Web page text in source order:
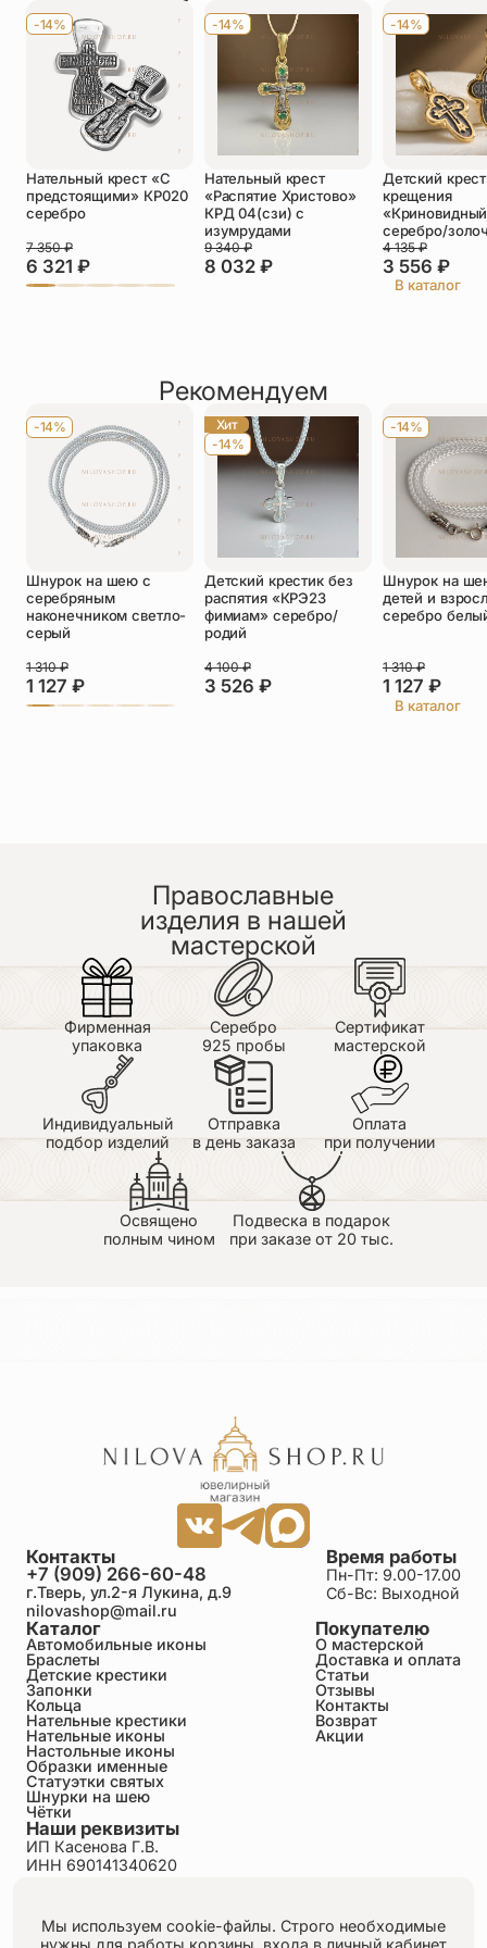
Телефон*
Отзыв*
Прикрепить фото
Оставить отзыв
Подтверждаю свое согласие с
политикой конфиденциальностии даю
согласие на обработку персональных
данных
Пока нет отзывов. Будьте первым!
-14%
Нательный крест «С
предстоящими» КР020
серебро
6 321 ₽
7 350₽
-14%
Нательный крест
«Распятие Христово»
КРД 04(сзи) с
изумрудами
8 032 ₽
9 340₽
-14%
Детский
крещения
серебро/
3 556 ₽
4 135₽
В каталог
Рекомендуем
-14%
Шнурок на шею с
серебряным
наконечником светло-
серый
1 127 ₽
1 310₽
Хит
-14%
Детский крестик без
распятия «КРЭ23
фимиам» серебро/
родий
3 526 ₽
4 100₽
-14%
Шнурок на
детей и
серебро
1 127 ₽
1 310₽
В каталог
Православные
изделия в нашей
мастерской
Фирменная
упаковка
Серебро
925 пробы
Сертификат
мастерской
Индивидуальный
подбор изделий
Отправка
в день заказа
Оплата
при получении
Освящено
полным чином
Подвеска в подарок
при заказе от 20 тыс.
Каталог
Автомобильные иконы
Браслеты
Детские крестики
Запонки
Кольца
Нательные крестики
Нательные иконы
Настольные иконы
Образки именные
Статуэтки святых
Шнурки на шею
Чётки
Покупателю
О мастерской
Доставка и оплата
Статьи
Отзывы
Контакты
Возврат
Акции
Время работы
Пн-Пт: 9.00-17.00
Сб-Вс: Выходной
Контакты
+7 (909) 266-60-48
г.Тверь, ул.2-я Лукина, д.9
nilovashop@mail.ru
Наши реквизиты
ИП Касенова Г.В.
ИНН 690141340620
Пользовательское соглашение
Публичная оферта
Мы используем cookie-файлы. Строго необходимые
нужны для работы корзины, входа в личный кабинет